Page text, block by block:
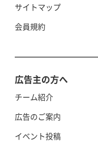
サイトマップ
会員規約
広告主の方へ
チーム紹介
広告のご案内
イベント投稿